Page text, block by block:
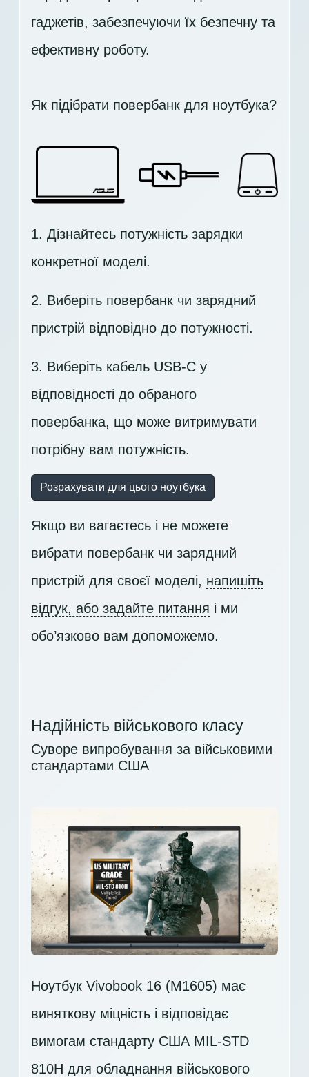
гаджетів, забезпечуючи їх безпечну та
ефективну роботу.
Як підібрати повербанк для ноутбука?
1. Дізнайтесь потужність зарядки
конкретної моделі.
2. Виберіть повербанк чи зарядний
пристрій відповідно до потужності.
3. Виберіть кабель USB-C у
відповідності до обраного
повербанка, що може витримувати
потрібну вам потужність.
Розрахувати для цього ноутбука
Якщо ви вагаєтесь і не можете
вибрати повербанк чи зарядний
пристрій для своєї моделі, напишіть
відгук, або задайте питання і ми
обо’язково вам допоможемо.
Надійність військового класу
Суворе випробування за військовими
стандартами США
Ноутбук Vivobook 16 (M1605) має
виняткову міцність і відповідає
вимогам стандарту США MIL-STD
810H для обладнання військового